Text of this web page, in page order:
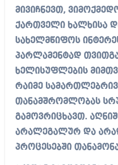
მივიჩნევთ,
ქართველი ხალხისა
სახელმწიფოს
პარლამენტად
ხელისუფლების
რაიმე
თანამშრომლობას
გამოვრიცხავთ.
არალეგალურ და
პროცესებში